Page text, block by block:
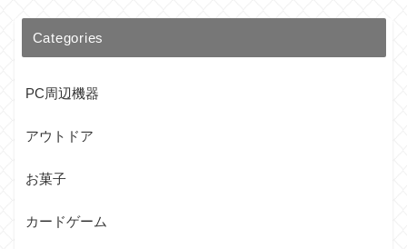
Categories
PC周辺機器
アウトドア
お菓子
カードゲーム